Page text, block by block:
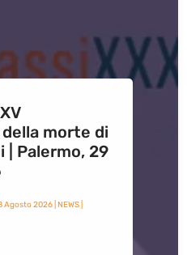
morte di
| Palermo, 29
Agosto 2026| NEWS|